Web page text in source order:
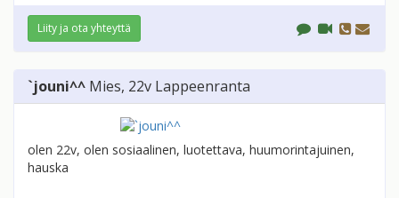
Liity ja ota yhteyttä
`jouni^^ Mies, 22v Lappeenranta
olen 22v, olen sosiaalinen, luotettava, huumorintajuinen,
hauska